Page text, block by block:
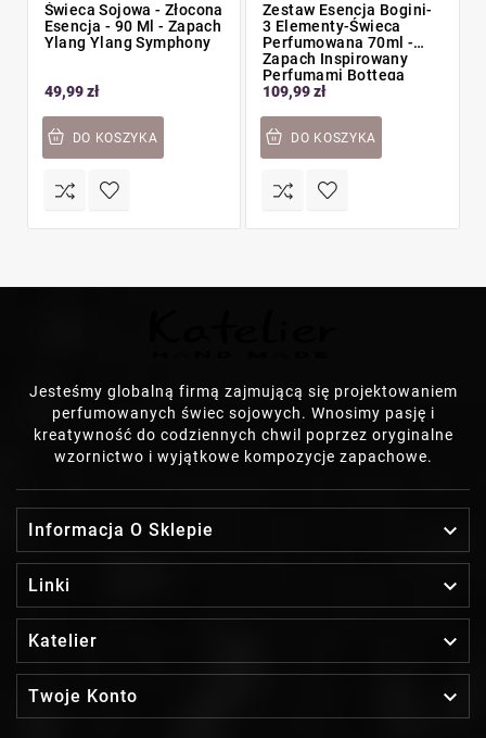
Świeca Sojowa - Złocona
Esencja - 90 Ml - Zapach
Ylang Ylang Symphony
49,99 zł
DO KOSZYKA
Zestaw Esencja Bogini-
3 Elementy-Świeca
Perfumowana 70ml -
Zapach Inspirowany
Perfumami Bottega
109,99 zł
DO KOSZYKA
Jesteśmy globalną firmą zajmującą się projektowaniem
perfumowanych świec sojowych. Wnosimy pasję i
kreatywność do codziennych chwil poprzez oryginalne
wzornictwo i wyjątkowe kompozycje zapachowe.
Informacja O Sklepie 
Linki 
Katelier 
Twoje Konto 